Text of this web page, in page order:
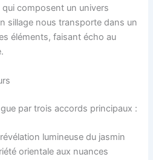
composent un univers
sillage nous transporte dans un
éléments, faisant écho au
par trois accords principaux :
lumineuse du jasmin
orientale aux nuances